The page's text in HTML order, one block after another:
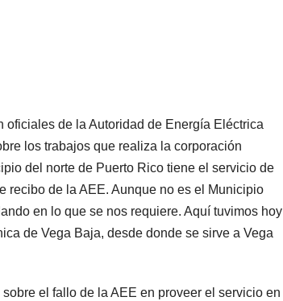
oficiales de la Autoridad de Energía Eléctrica
los trabajos que realiza la corporación
del norte de Puerto Rico tiene el servicio de
recibo de la AEE. Aunque no es el Municipio
en lo que se nos requiere. Aquí tuvimos hoy
de Vega Baja, desde donde se sirve a Vega
el fallo de la AEE en proveer el servicio en